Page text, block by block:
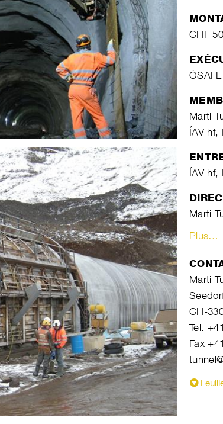
CHF
Marti
ÍAV hf,
ÍAV hf,
Marti
Plus…
Marti
CH-
Tel.
Fax